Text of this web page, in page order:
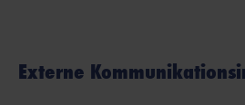
Externe